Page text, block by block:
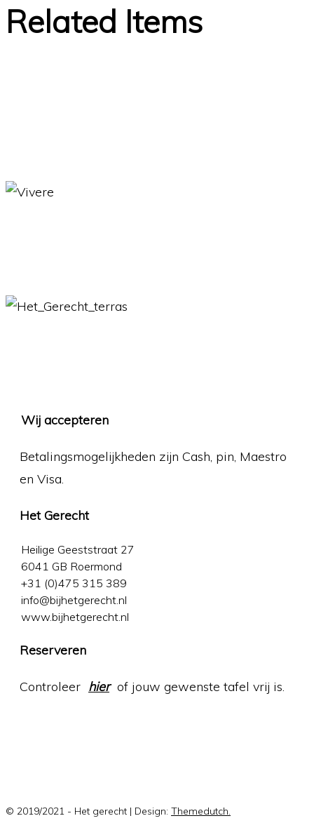
Related Items
Wij accepteren
Betalingsmogelijkheden zijn Cash, pin, Maestro
en Visa.
Het Gerecht
Heilige Geeststraat 27
6041 GB Roermond
+31 (0)475 315 389
info@bijhetgerecht.nl
www.bijhetgerecht.nl
Reserveren
Controleer hier of jouw gewenste tafel vrij is.
© 2019/2021 - Het gerecht | Design: Themedutch.